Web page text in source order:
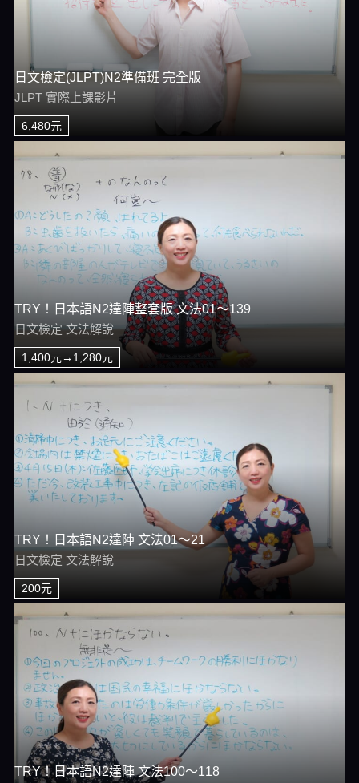
日文檢定(JLPT)N2準備班 完全版
JLPT 實際上課影片
6,480元
TRY！日本語N2達陣整套版 文法01～139
日文檢定 文法解說
1,400元→1,280元
TRY！日本語N2達陣 文法01～21
日文檢定 文法解說
200元
TRY！日本語N2達陣 文法100～118